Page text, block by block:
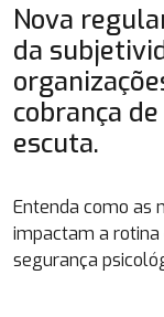
Nova
da
cobrança
escuta.
Entenda como as
impactam a rotina
segurança